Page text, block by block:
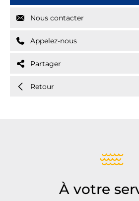
Nous contacter
Appelez-nous
Partager
Retour
À votre